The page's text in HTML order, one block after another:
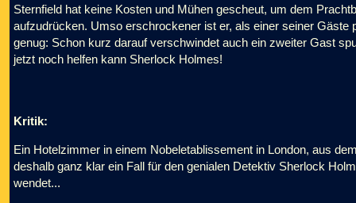
Sternfield hat keine Kosten und Mühen gescheut, um dem
aufzudrücken. Umso erschrockener ist er, als einer seiner
genug: Schon kurz darauf verschwindet auch ein zweiter Gast
jetzt noch helfen kann Sherlock Holmes!
Kritik:
Ein Hotelzimmer in einem Nobeletablissement in London, aus
deshalb ganz klar ein Fall für den genialen Detektiv Sherlock
wendet...